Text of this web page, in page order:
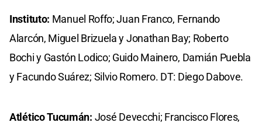
Instituto: Manuel Roffo; Juan Franco, Fernando
Alarcón, Miguel Brizuela y Jonathan Bay; Roberto
Bochi y Gastón Lodico; Guido Mainero, Damián Puebla
y Facundo Suárez; Silvio Romero. DT: Diego Dabove.
Atlético Tucumán: José Devecchi; Francisco Flores,